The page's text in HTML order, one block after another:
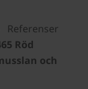
Referenser
Röd
och